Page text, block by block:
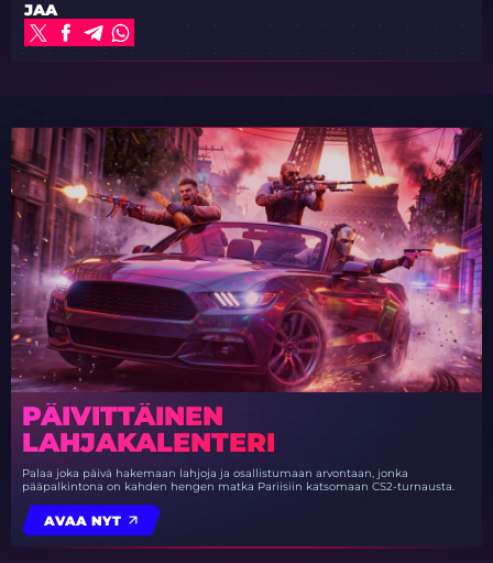
JAA
PÄIVITTÄINEN
LAHJAKALENTERI
Palaa joka päivä hakemaan lahjoja ja osallistumaan arvontaan, jonka
pääpalkintona on kahden hengen matka Pariisiin katsomaan CS2-turnausta.
AVAA NYT